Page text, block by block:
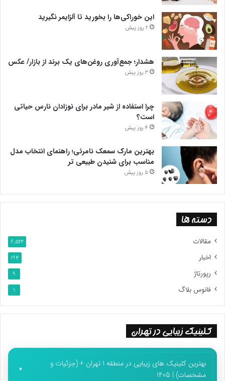
این خوراکی‌ها را بخورید تا آلزایمر نگیرید
2 روز پیش
هشدار؛ جمع‌آوری روغن‌های یک برند از بازار/ عکس
3 روز پیش
چرا استفاده از شیر مادر برای نوزادان نارس حیاتی
است؟
4 روز پیش
بهترین مارک سمعک نامرئی؛ راهنمای انتخاب مدل
مناسب برای شنیدن طبیعی تر
5 روز پیش
دسته ها
مقالات 6,522
اخبار 194
رپورتاژ 9
فانوس بلاگ 1
کلینیک زیبایی در تهران
بهترین کلینیک های زیبایی در منطقه 1 تهران + (جزئیات و
مشخصات) | 1405